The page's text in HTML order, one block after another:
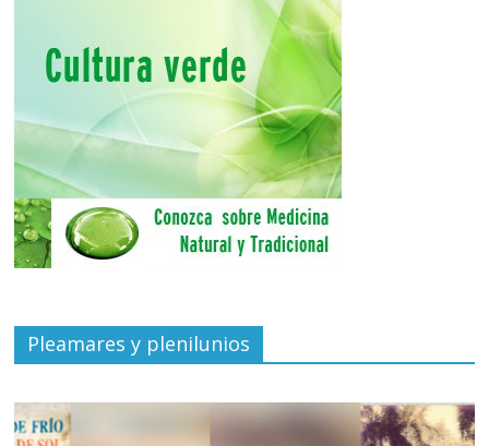
Pleamares y plenilunios